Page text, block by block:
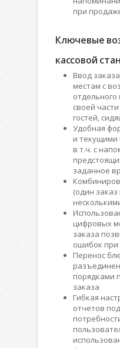
при
Ключевые
кассовой
Ввод
местам с
своей
гостей,
Удобная
и текущими
в т.ч. с
заданное
(один
цифровых
заказа
ошибок
Перенос
порядками
заказа
Гибкая
отчетов